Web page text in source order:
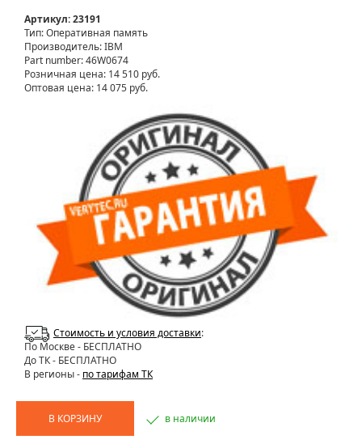
Артикул: 23191
Тип: Оперативная память
Производитель: IBM
Part number: 46W0674
Розничная цена: 14 510 руб.
Оптовая цена: 14 075 руб.
Стоимость и условия доставки:
По Москве- БЕСПЛАТНО
До ТК - БЕСПЛАТНО
В регионы - по тарифам ТК
В КОРЗИНУ в наличии